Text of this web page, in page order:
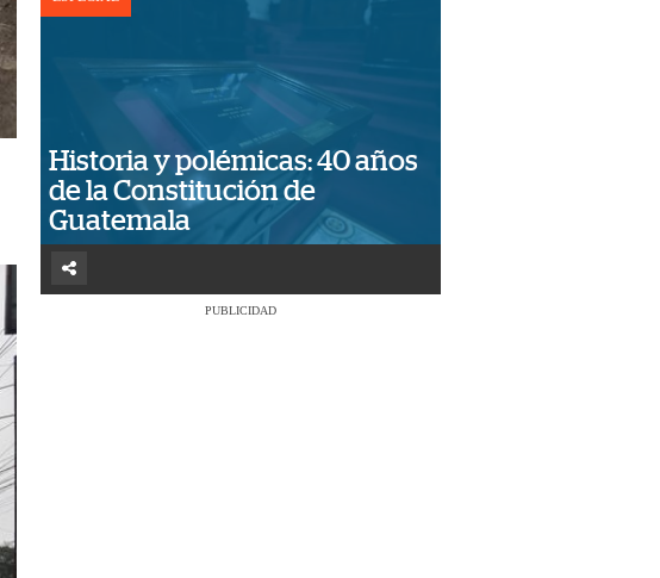
Historia y polémicas: 40 años
de la Constitución de
Guatemala
PUBLICIDAD